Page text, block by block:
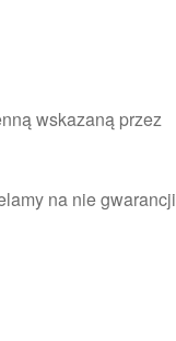
wskazaną przez
na nie gwarancji